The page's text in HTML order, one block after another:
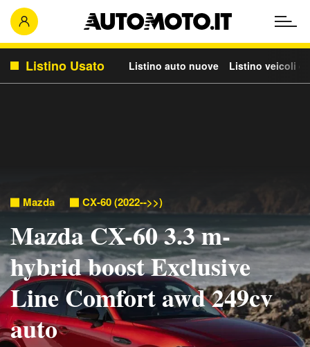
Listino Usato Listino auto nuove Listino veicoli
Mazda CX-60 (2022-->>)
Mazda CX-60 3.3 m-
hybrid boost Exclusive
Line Comfort awd 249cv
auto